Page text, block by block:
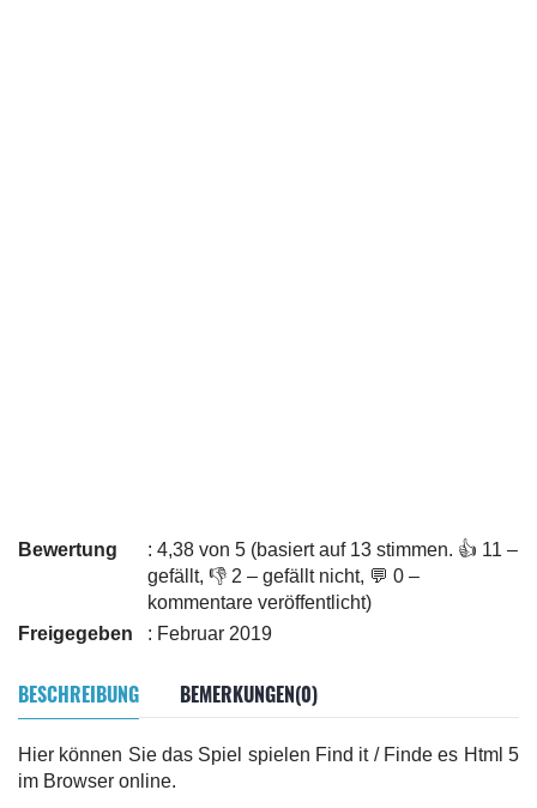
Bewertung
: 4,38 von 5 (basiert auf 13 stimmen. 👍 11 –
gefällt, 👎 2 – gefällt nicht, 💬 0 –
kommentare veröffentlicht)
Freigegeben
: Februar 2019
BESCHREIBUNG BEMERKUNGEN(0)
Hier können Sie das Spiel spielen Find it / Finde es Html 5
im Browser online.